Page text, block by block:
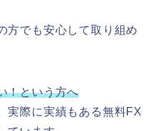
方でも安心して取り組め
！という方へ
実際に実績もある無料FX